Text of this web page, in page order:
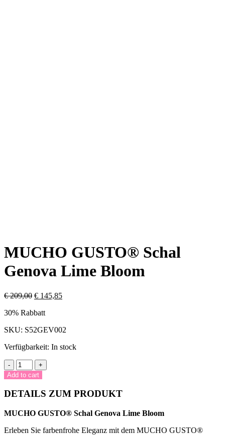
MUCHO GUSTO® Schal
Genova Lime Bloom
€209,00 € 145,85
30% Rabbatt
SKU: S52GEV002
Verfügbarkeit: In stock
-
MUCHO
GUSTO®
Schal
Genova
Lime
Bloom
quantity
+
Add to cart
DETAILS ZUM PRODUKT
MUCHO GUSTO® Schal Genova Lime Bloom
Erleben Sie farbenfrohe Eleganz mit dem MUCHO GUSTO®